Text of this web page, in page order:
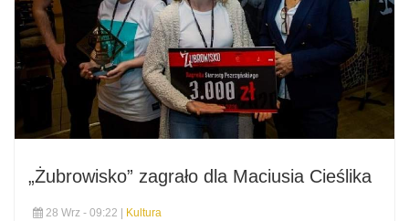
„Żubrowisko” zagrało dla Maciusia Cieślika
28 Wrz - 09:22 | Kultura